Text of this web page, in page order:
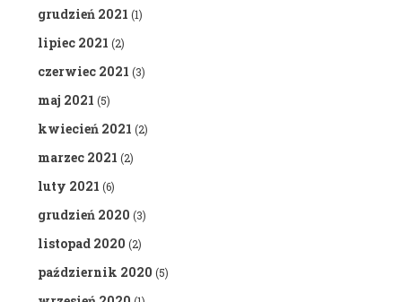
grudzień 2021 (1)
lipiec 2021 (2)
czerwiec 2021 (3)
maj 2021 (5)
kwiecień 2021 (2)
marzec 2021 (2)
luty 2021 (6)
grudzień 2020 (3)
listopad 2020 (2)
październik 2020 (5)